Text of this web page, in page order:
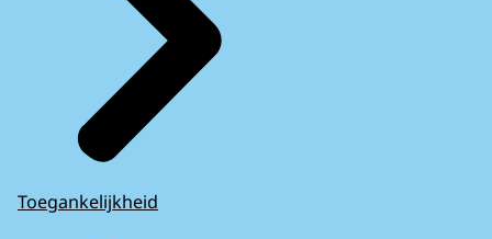
Toegankelijkheid